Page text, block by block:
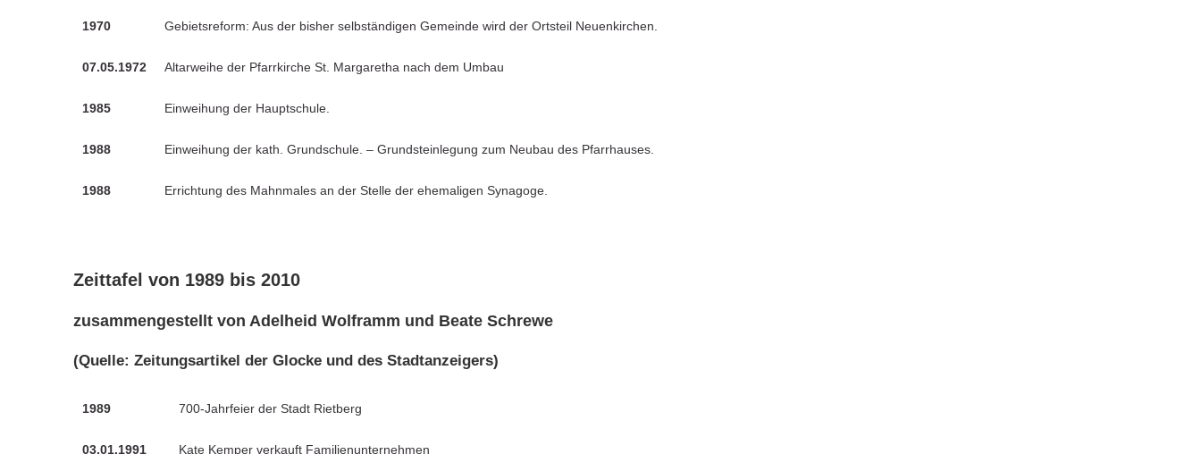
1970 Gebietsreform: Aus der bisher selbständigen Gemeinde wird der Ortsteil Neuenkirchen.
07.05.1972 Altarweihe der Pfarrkirche St. Margaretha nach dem Umbau
1985 Einweihung der Hauptschule.
1988 Einweihung der kath. Grundschule. – Grundsteinlegung zum Neubau des Pfarrhauses.
1988 Errichtung des Mahnmales an der Stelle der ehemaligen Synagoge.
Zeittafel von 1989 bis 2010
zusammengestellt von Adelheid Wolframm und Beate Schrewe
(Quelle: Zeitungsartikel der Glocke und des Stadtanzeigers)
1989 700-Jahrfeier der Stadt Rietberg
03.01.1991 Kate Kemper verkauft Familienunternehmen